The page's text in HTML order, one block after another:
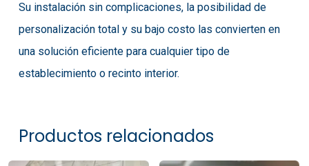
Su instalación sin complicaciones, la posibilidad de
personalización total y su bajo costo las convierten en
una solución eficiente para cualquier tipo de
establecimiento o recinto interior.
Productos relacionados